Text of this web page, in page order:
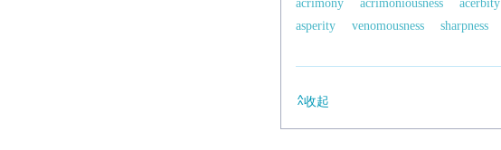
acrimony
acrimoniousness acerbity
asperity
venomousness sharpness
收起